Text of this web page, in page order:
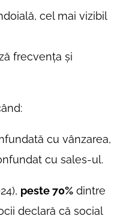
cel mai vizibil
frecvența și
cu vânzarea,
cu sales-ul.
peste 70% dintre
declară că social